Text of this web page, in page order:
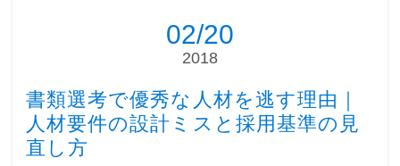
02/20
2018
書類選考で優秀な人材を逃す理由｜
人材要件の設計ミスと採用基準の見
直し方